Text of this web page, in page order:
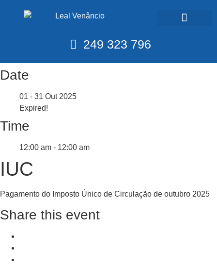
249 323 796
Date
01 - 31 Out 2025
Expired!
Time
12:00 am - 12:00 am
IUC
Pagamento do Imposto Único de Circulação de outubro 2025
Share this event